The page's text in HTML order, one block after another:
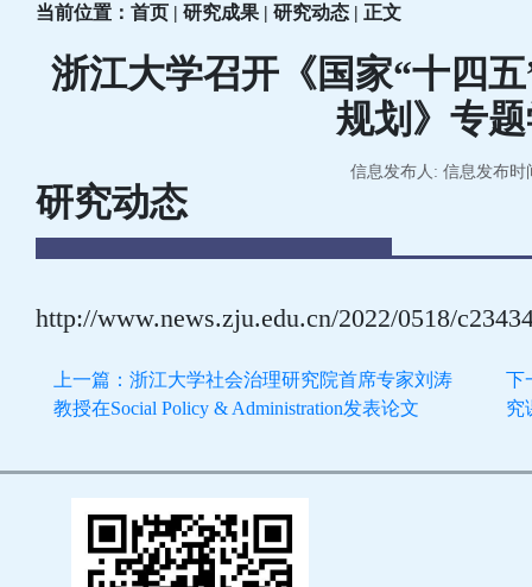
当前位置：首页 | 研究成果 | 研究动态 | 正文
浙江大学召开《国家“十四
规划》专
信息发布人: 信息发布时
研究动态
http://www.news.zju.edu.cn/2022/0518/
上一篇：浙江大学社会治理研究院首席专家刘涛
教授在Social Policy & Administration发表论文
下
究